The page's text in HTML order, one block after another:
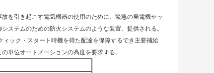
を引き起こす電気機器の使用のために、緊急の発電機セッ
ステムのための防火システムのような装置、提供される。
ック・スタート時機を得た配達を保障するでき主要補給
単位オートメーションの高度を要求する。